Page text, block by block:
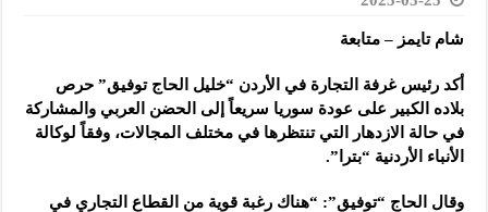
شام تايمز – متابعة
أكد رئيس غرفة التجارة في الأردن “خليل الحاج توفيق” حرص
بلاده الكبير على عودة سوريا سريعاً إلى الحضن العربي والمشاركة
في حالة الازدهار
التي تنتظرها في مختلف المجالات، وفقاً لوكالة
الأنباء الأردنية “بترا”.
وقال الحاج “توفيق”: “هناك رغبة قوية من القطاع التجاري في